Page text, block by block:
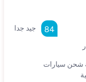
جيد جدا 84
شحن سيارات